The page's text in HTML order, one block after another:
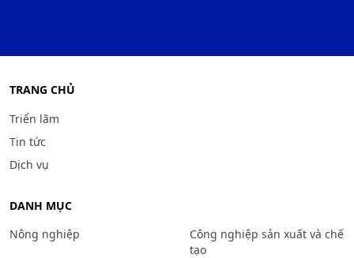
TRANG CHỦ
Triển lãm
Tin tức
Dịch vụ
DANH MỤC
Nông nghiệp
Công nghiệp sản xuất và chế
tạo